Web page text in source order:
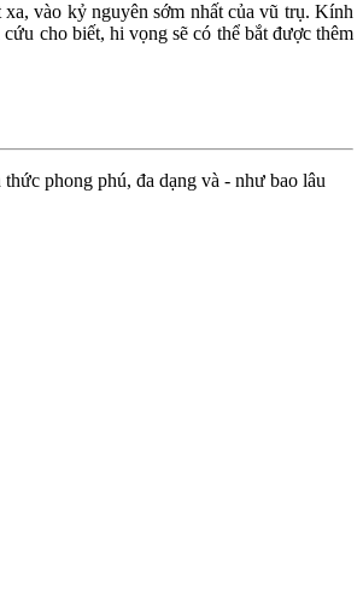
vào kỷ nguyên sớm nhất của vũ trụ. Kính
cho biết, hi vọng sẽ có thể bắt được thêm
phong phú, đa dạng và - như bao lâu